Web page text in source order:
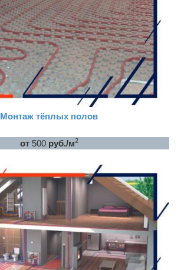
Монтаж тёплых полов
от 500руб./м2